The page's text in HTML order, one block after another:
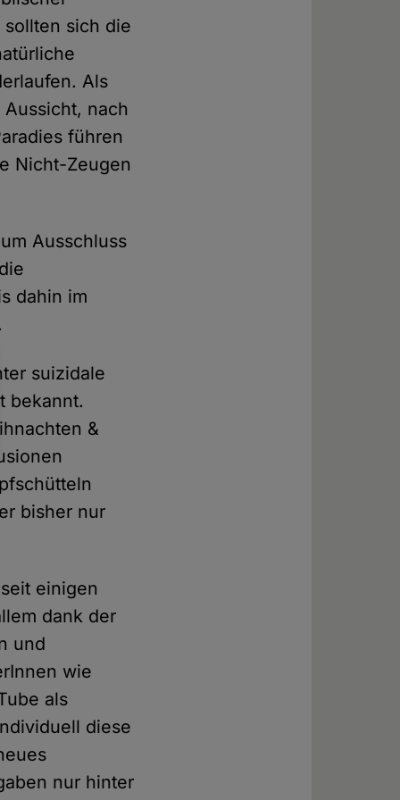
sich die
Als
nach
führen
Nicht-Zeugen
Ausschluss
dahin im
suizidale
bekannt.
&
bisher nur
einigen
dank der
und
wie
als
diese
nur hinter